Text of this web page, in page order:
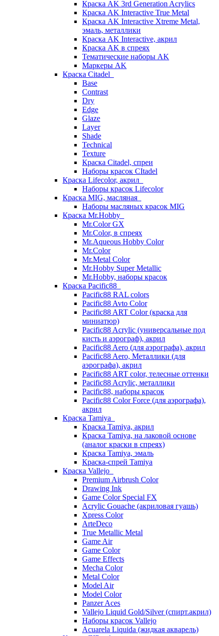
Краска AK 3rd Generation Acrylics
Краска AK Interactive True Metal
Краска AK Interactive Xtreme Metal,
эмаль, металлики
Краска AK Interactive, акрил
Краска AK в спреях
Тематические наборы AK
Маркеры AK
Краска Citadel
Base
Contrast
Dry
Edge
Glaze
Layer
Shade
Technical
Texture
Краска Citadel, спреи
Наборы красок CItadel
Краска Lifecolor, акрил
Наборы красок Lifecolor
Краска MIG, масляная
Наборы масляных красок MIG
Краска Mr.Hobby
Mr.Color GX
Mr.Color, в спреях
Mr.Aqueous Hobby Color
Mr.Color
Mr.Metal Color
Mr.Hobby Super Metallic
Mr.Hobby, наборы красок
Краска Pacific88
Pacific88 RAL colors
Pacific88 Avto Color
Pacific88 ART Color (краска для
миниатюр)
Pacific88 Acrylic (универсальные под
кисть и аэрограф), акрил
Pacific88 Aero (для аэрографа), акрил
Pacific88 Aero, Металлики (для
аэрографа), акрил
Pacific88 ART color, телесные оттенки
Pacific88 Acrylic, металлики
Pacific88, наборы красок
Pacific88 Color Force (для аэрографа),
акрил
Краска Tamiya
Краска Tamiya, акрил
Краска Tamiya, на лаковой основе
(аналог краски в спреях)
Краска Tamiya, эмаль
Краска-спрей Tamiya
Краска Vallejo
Premium Airbrush Color
Drawing Ink
Game Color Special FX
Acrylic Gouache (акриловая гуашь)
Xpress Color
ArteDeco
True Metallic Metal
Game Air
Game Color
Game Effects
Mecha Color
Metal Color
Model Air
Model Color
Panzer Aces
Vallejo Liquid Gold/Silver (спирт.акрил)
Наборы красок Vallejo
Acuarela Liquida (жидкая акварель)